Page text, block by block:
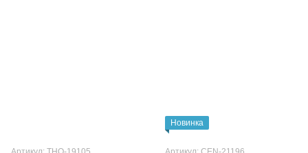
Новинка